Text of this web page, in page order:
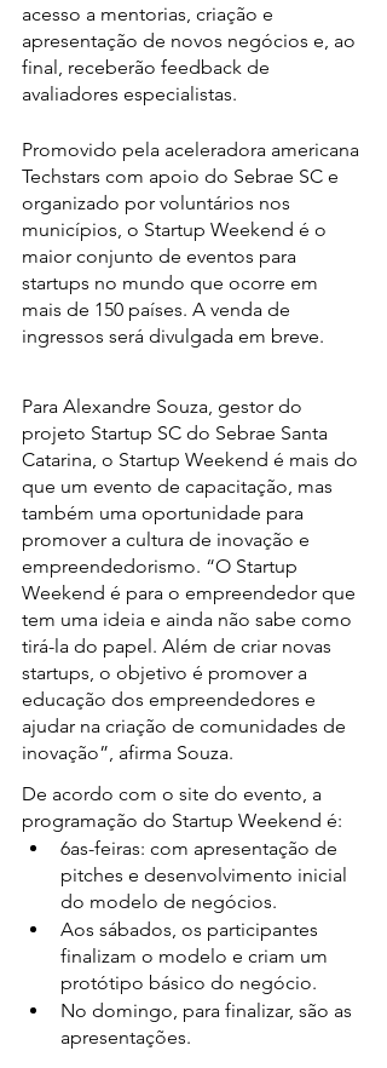
acesso a mentorias, criação e
apresentação de novos negócios e, ao
final, receberão feedback de
avaliadores especialistas.
Promovido pela aceleradora americana
Techstars com apoio do Sebrae SC e
organizado por voluntários nos
municípios, o Startup Weekend é o
maior conjunto de eventos para
startups no mundo que ocorre em
mais de 150 países. A venda de
ingressos será divulgada em breve.
Para Alexandre Souza, gestor do
projeto Startup SC do Sebrae Santa
Catarina, o Startup Weekend é mais do
que um evento de capacitação, mas
também uma oportunidade para
promover a cultura de inovação e
empreendedorismo. “O Startup
Weekend é para o empreendedor que
tem uma ideia e ainda não sabe como
tirá-la do papel. Além de criar novas
startups, o objetivo é promover a
educação dos empreendedores e
ajudar na criação de comunidades de
inovação”, afirma Souza.
De acordo com o site do evento, a
programação do Startup Weekend é:
6as-feiras: com apresentação de
pitches e desenvolvimento inicial
do modelo de negócios.
Aos sábados, os participantes
finalizam o modelo e criam um
protótipo básico do negócio.
No domingo, para finalizar, são as
apresentações.